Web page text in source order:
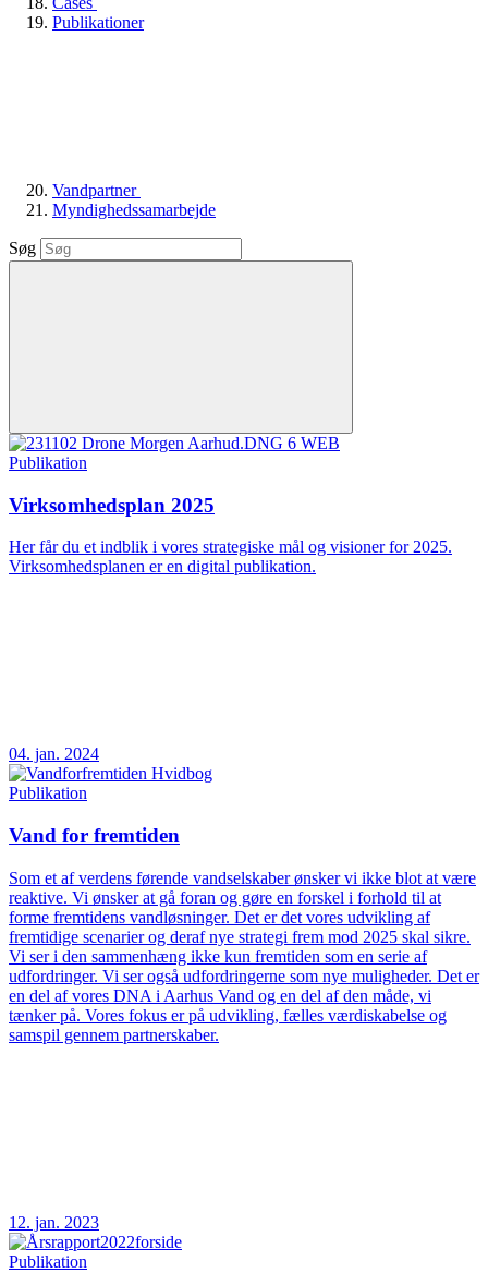
Publikationer
Vandpartner
Myndighedssamarbejde
Søg
Publikation
Virksomhedsplan 2025
Her får du et indblik i vores strategiske mål og visioner for 2025.
Virksomhedsplanen er en digital publikation.
04. jan. 2024
Publikation
Vand for fremtiden
Som et af verdens førende vandselskaber ønsker vi ikke blot at være
reaktive. Vi ønsker at gå foran og gøre en forskel i forhold til at
forme fremtidens vandløsninger. Det er det vores udvikling af
fremtidige scenarier og deraf nye strategi frem mod 2025 skal sikre.
Vi ser i den sammenhæng ikke kun fremtiden som en serie af
udfordringer. Vi ser også udfordringerne som nye muligheder. Det er
en del af vores DNA i Aarhus Vand og en del af den måde, vi
tænker på. Vores fokus er på udvikling, fælles værdiskabelse og
samspil gennem partnerskaber.
12. jan. 2023
Publikation